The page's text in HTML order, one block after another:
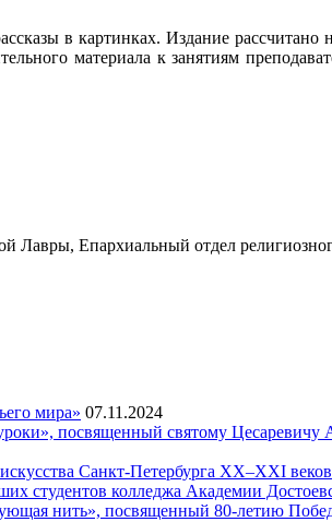
в картинках. Издание рассчитано
материала к занятиям
Епархиальный отдел
мира» 07.11.2024
посвященный святому Цесаревичу
Санкт-Петербурга XX–XXI веков
студентов колледжа Академии
нить», посвященный 80-летию